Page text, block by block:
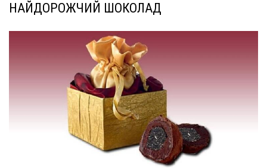
НАЙДОРОЖЧИЙ ШОКОЛАД